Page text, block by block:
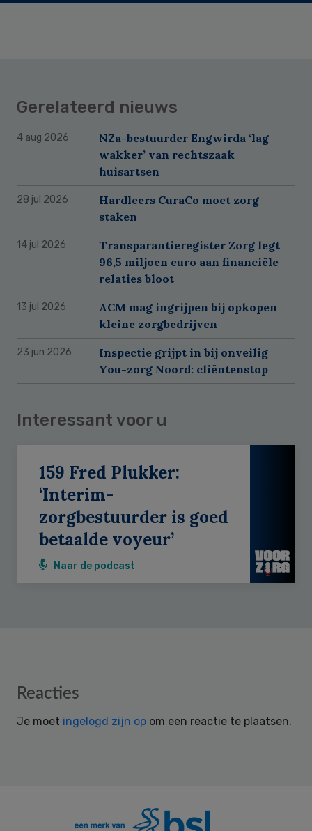
Gerelateerd nieuws
4 aug 2026
NZa-bestuurder Engwirda ‘lag
wakker’ van rechtszaak
huisartsen
28 jul 2026
Hardleers CuraCo moet zorg
staken
14 jul 2026
Transparantieregister Zorg legt
96,5 miljoen euro aan financiële
relaties bloot
13 jul 2026
ACM mag ingrijpen bij opkopen
kleine zorgbedrijven
23 jun 2026
Inspectie grijpt in bij onveilig
You-zorg Noord: cliëntenstop
Interessant voor u
159 Fred Plukker:
‘Interim-
zorgbestuurder is goed
betaalde voyeur’
Naar de podcast
Reader
Reacties
Je moet ingelogd zijn op om een reactie te plaatsen.